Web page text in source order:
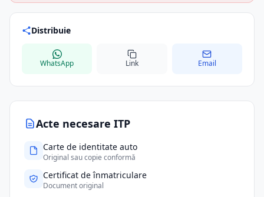
Acte necesare ITP
Carte de identitate auto
Original sau copie conformă
Certificat de înmatriculare
Document original
Distribuie
WhatsApp Link Email